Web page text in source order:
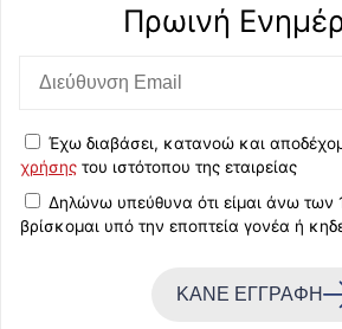
Πρωινή
Έχω διαβάσει, κατανοώ και
χρήσης του ιστότοπου της εταιρείας
Δηλώνω υπεύθυνα ότι είμαι άνω των
βρίσκομαι υπό την εποπτεία γονέα ή
ΚΑΝΕ ΕΓΓΡΑΦΗ